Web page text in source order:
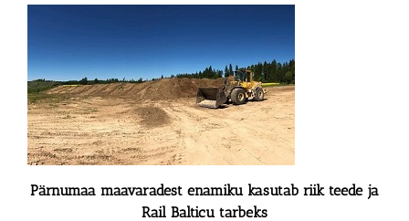
Pärnumaa maavaradest enamiku kasutab riik teede ja
Rail Balticu tarbeks